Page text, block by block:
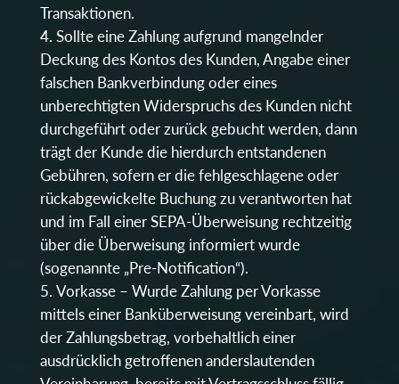
Transaktionen.
Sollte eine Zahlung aufgrund mangelnder
Deckung des Kontos des Kunden, Angabe einer
falschen Bankverbindung oder eines
unberechtigten Widerspruchs des Kunden nicht
durchgeführt oder zurück gebucht werden, dann
trägt der Kunde die hierdurch entstandenen
Gebühren, sofern er die fehlgeschlagene oder
rückabgewickelte Buchung zu verantworten hat
und im Fall einer SEPA-Überweisung rechtzeitig
über die Überweisung informiert wurde
(sogenannte „Pre-Notification“).
Vorkasse – Wurde Zahlung per Vorkasse
mittels einer Banküberweisung vereinbart, wird
der Zahlungsbetrag, vorbehaltlich einer
ausdrücklich getroffenen anderslautenden